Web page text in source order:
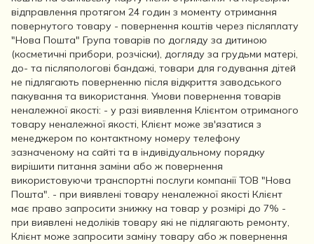
відправлення протягом 24 годин з моменту отримання
повернутого товару - повернення коштів через післяплату
"Нова Пошта" Група товарів по догляду за дитиною
(косметичні прибори, розчіски), догляду за грудьми матері,
до- та післяпологові бандажі, товари для годування дітей
не підлягають поверненню після відкриття заводського
пакування та використання. Умови повернення товарів
неналежної якості: - у разі виявлення Клієнтом отриманого
товару неналежної якості, Клієнт може зв'язатися з
менеджером по контактному номеру телефону
зазначеному на сайті та в індивідуальному порядку
вирішити питання заміни або ж повернення
використовуючи транспортні послуги компанії ТОВ "Нова
Пошта". - при виявлені товару неналежної якості Клієнт
має право запросити знижку на товар у розмірі до 7% -
при виявлені недоліків товару які не підлягають ремонту,
Клієнт може запросити заміну товару або ж повернення